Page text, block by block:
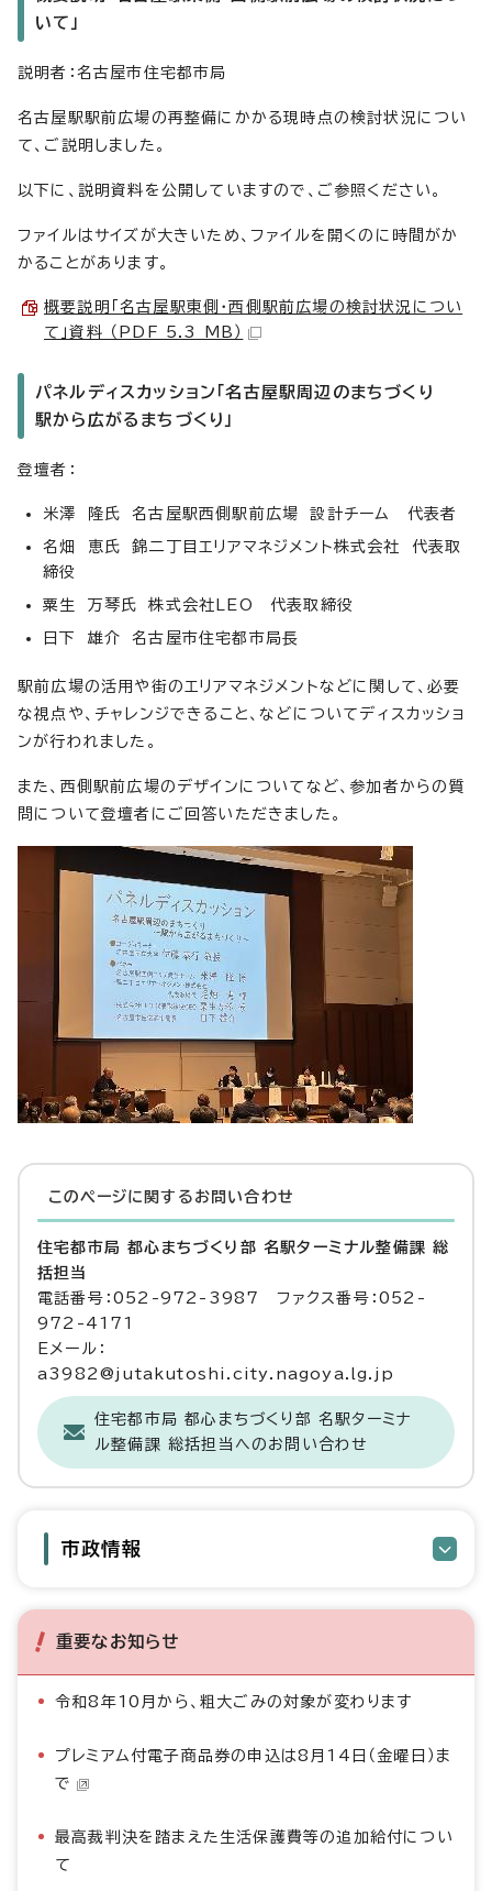
いて」
説明者：名古屋市住宅都市局
名古屋駅駅前広場の再整備にかかる現時点の検討状況につい
て、ご説明しました。
以下に、説明資料を公開していますので、ご参照ください。
ファイルはサイズが大きいため、ファイルを開くのに時間がか
かることがあります。
概要説明「名古屋駅東側・西側駅前広場の検討状況につい
て」資料 （PDF 5.3 MB）
パネルディスカッション「名古屋駅周辺のまちづくり
駅から広がるまちづくり」
登壇者：
米澤 隆氏 名古屋駅西側駅前広場 設計チーム 代表者
名畑 恵氏 錦二丁目エリアマネジメント株式会社 代表取
締役
粟生 万琴氏 株式会社LEO 代表取締役
日下 雄介 名古屋市住宅都市局長
駅前広場の活用や街のエリアマネジメントなどに関して、必要
な視点や、チャレンジできること、などについてディスカッショ
ンが行われました。
また、西側駅前広場のデザインについてなど、参加者からの質
問について登壇者にご回答いただきました。
このページに関する お問い合わせ
住宅都市局 都心まちづくり部 名駅ターミナル整備課 総
括担当
電話番号：052-972-3987 ファクス番号：052-
972-4171
Eメール：
a3982@jutakutoshi.city.nagoya.lg.jp
住宅都市局 都心まちづくり部 名駅ターミナ
ル整備課 総括担当へのお問い合わせ
市政情報
重要なお知らせ
令和8年10月から、粗大ごみの対象が変わります
プレミアム付電子商品券の申込は8月14日（金曜日）ま
で
最高裁判決を踏まえた生活保護費等の追加給付につい
て